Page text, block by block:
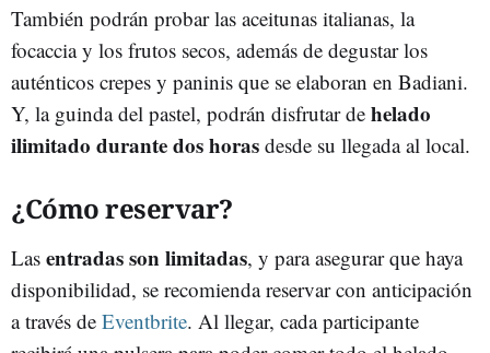
También podrán probar las aceitunas italianas, la
focaccia y los frutos secos, además de degustar los
auténticos crepes y paninis que se elaboran en Badiani.
Y, la guinda del pastel, podrán disfrutar de helado
ilimitado durante dos horas desde su llegada al local.
¿Cómo reservar?
Las entradas son limitadas, y para asegurar que haya
disponibilidad, se recomienda reservar con anticipación
a través de Eventbrite. Al llegar, cada participante